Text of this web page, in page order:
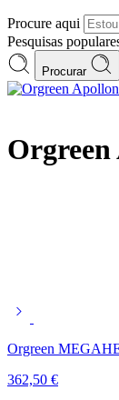
Procure aqui
Pesquisas
Procurar
Orgreen
Orgreen
362,50 €